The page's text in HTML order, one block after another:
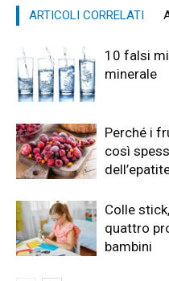
ARTICOLI CORRELATI
10 falsi
minerale
Perché i
così
Colle
quattro
bambini